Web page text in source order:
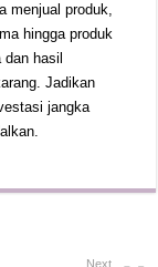
menjual produk,
hingga produk
hasil
Jadikan
jangka
Next